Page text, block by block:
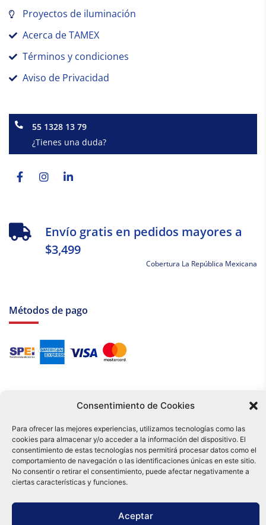
Consentimiento de Cookies
Para ofrecer las mejores experiencias, utilizamos tecnologías como las
cookies para almacenar y/o acceder a la información del dispositivo. El
consentimiento de estas tecnologías nos permitirá procesar datos como el
comportamiento de navegación o las identificaciones únicas en este sitio.
No consentir o retirar el consentimiento, puede afectar negativamente a
ciertas características y funciones.
Aceptar
Proyectos de iluminación
Acerca de TAMEX
Términos y condiciones
Aviso de Privacidad
55 1328 13 79
¿Tienes una duda?
f
Envío gratis en pedidos mayores a
$3,499
Cobertura La República Mexicana
Métodos de pago
Tu compra es respaldada por nuestro certificado SSL y operada bajo las
mejores prácticas de seguridad.
Distribuidora Tamex - México
e-commerce